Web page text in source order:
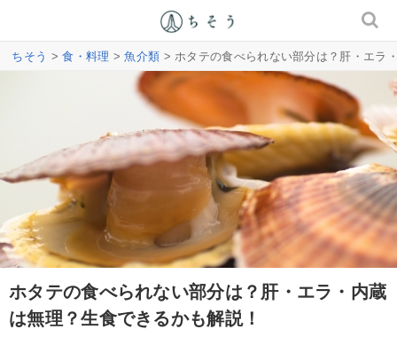
ちそう >食・料理 >魚介類 > ホタテの食べられない部分は？肝・エラ
ホタテの食べられない部分は？肝・エラ・内蔵
は無理？生食できるかも解説！